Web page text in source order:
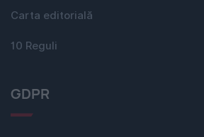
Carta editorială
10 Reguli
GDPR